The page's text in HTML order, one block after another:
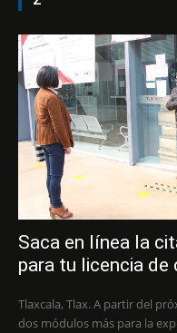
Saca en línea la
para tu licencia de
Tlaxcala, Tlax. A partir del
dos módulos más para la